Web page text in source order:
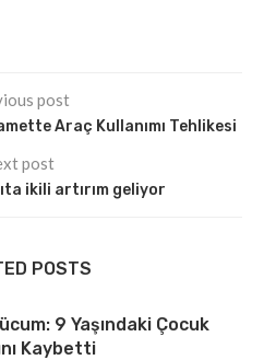
post
Araç Kullanımı Tehlikesi
post
ikili artırım geliyor
POSTS
9 Yaşındaki Çocuk
Kaybetti